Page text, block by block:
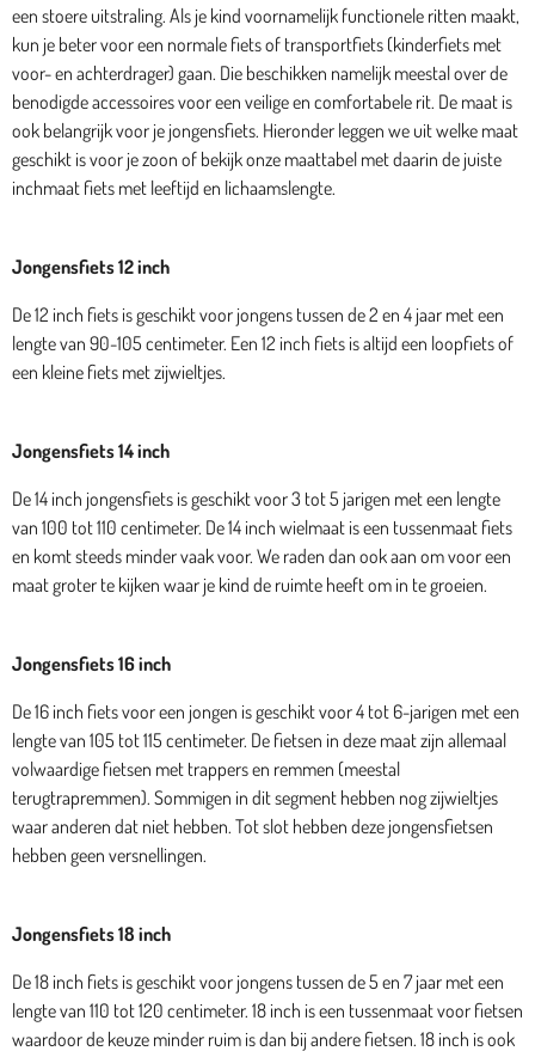
een stoere uitstraling. Als je kind voornamelijk functionele ritten maakt,
kun je beter voor een normale fiets of transportfiets (kinderfiets met
voor- en achterdrager) gaan. Die beschikken namelijk meestal over de
benodigde accessoires voor een veilige en comfortabele rit. De maat is
ook belangrijk voor je jongensfiets. Hieronder leggen we uit welke maat
geschikt is voor je zoon of bekijk onze maattabel met daarin de juiste
inchmaat fiets met leeftijd en lichaamslengte.
Jongensfiets 12 inch
De 12 inch fiets is geschikt voor jongens tussen de 2 en 4 jaar met een
lengte van 90-105 centimeter. Een 12 inch fiets is altijd een loopfiets of
een kleine fiets met zijwieltjes.
Jongensfiets 14 inch
De 14 inch jongensfiets is geschikt voor 3 tot 5 jarigen met een lengte
van 100 tot 110 centimeter. De 14 inch wielmaat is een tussenmaat fiets
en komt steeds minder vaak voor. We raden dan ook aan om voor een
maat groter te kijken waar je kind de ruimte heeft om in te groeien.
Jongensfiets 16 inch
De 16 inch fiets voor een jongen is geschikt voor 4 tot 6-jarigen met een
lengte van 105 tot 115 centimeter. De fietsen in deze maat zijn allemaal
volwaardige fietsen met trappers en remmen (meestal
terugtrapremmen). Sommigen in dit segment hebben nog zijwieltjes
waar anderen dat niet hebben. Tot slot hebben deze jongensfietsen
hebben geen versnellingen.
Jongensfiets 18 inch
De 18 inch fiets is geschikt voor jongens tussen de 5 en 7 jaar met een
lengte van 110 tot 120 centimeter. 18 inch is een tussenmaat voor fietsen
waardoor de keuze minder ruim is dan bij andere fietsen. 18 inch is ook